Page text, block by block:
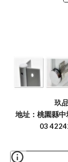
玖
地址：桃園縣
03